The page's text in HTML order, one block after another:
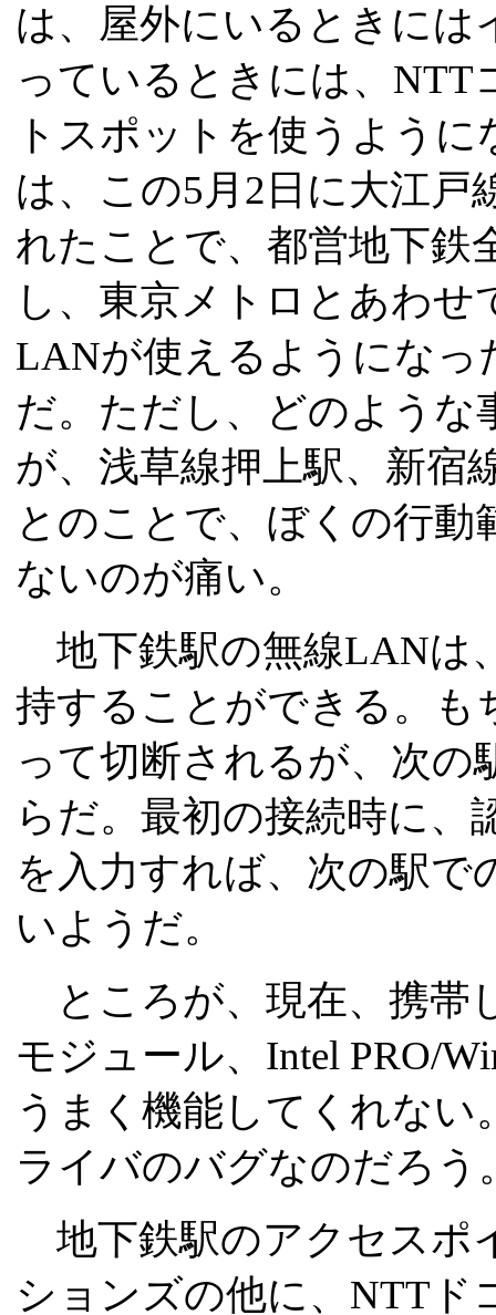
は、屋外にいるときには
っているときには、
トスポットを使うよう
は、この5月2日に大江戸
れたことで、都営地下鉄
し、東京メトロとあわ
LANが使えるようにな
だ。ただし、どのよう
が、浅草線押上駅、新宿
とのことで、ぼくの行動
ないのが痛い。
地下鉄駅の無線LANは
持することができる。も
って切断されるが、次
らだ。最初の接続時に
を入力すれば、次の駅で
いようだ。
ところが、現在、携帯
モジュール、Intel PRO/
うまく機能してくれない
ライバのバグなのだろう
地下鉄駅のアクセスポ
ションズの他に、NTTド